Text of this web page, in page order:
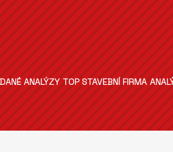
ANALÝZY TOP STAVEBNÍ FIRMA